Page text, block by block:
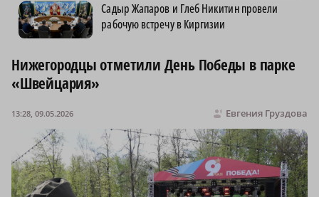
Садыр Жапаров и Глеб Никитин провели
рабочую встречу в Киргизии
Нижегородцы отметили День Победы в парке
«Швейцария»
Евгения Груздова
13:28, 09.05.2026